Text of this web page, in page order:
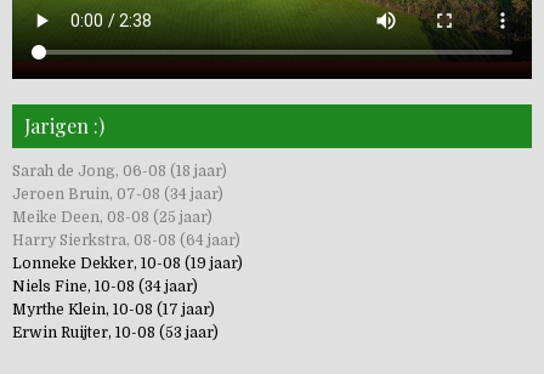
Jarigen :)
Sarah de Jong, 06-08 (18 jaar)
Jeroen Bruin, 07-08 (34 jaar)
Meike Deen, 08-08 (25 jaar)
Harry Sierkstra, 08-08 (64 jaar)
Lonneke Dekker, 10-08 (19 jaar)
Niels Fine, 10-08 (34 jaar)
Myrthe Klein, 10-08 (17 jaar)
Erwin Ruijter, 10-08 (53 jaar)